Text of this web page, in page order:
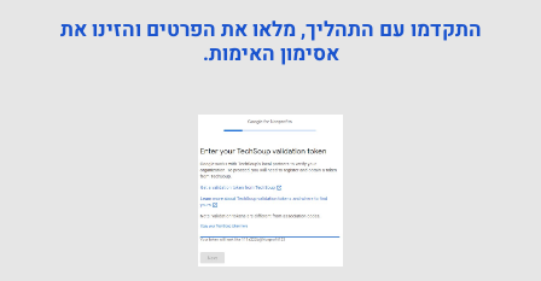
התקדמו עם התהליך, מלאו את הפרטים והזינו את
אסימון האימות.